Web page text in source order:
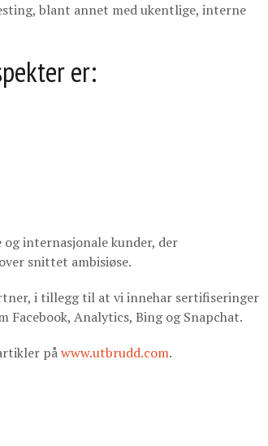
blant annet med ukentlige, interne
er:
internasjonale kunder, der
snittet ambisiøse.
i tillegg til at vi innehar sertifiseringer
Facebook, Analytics, Bing og Snapchat.
påwww.utbrudd.com.